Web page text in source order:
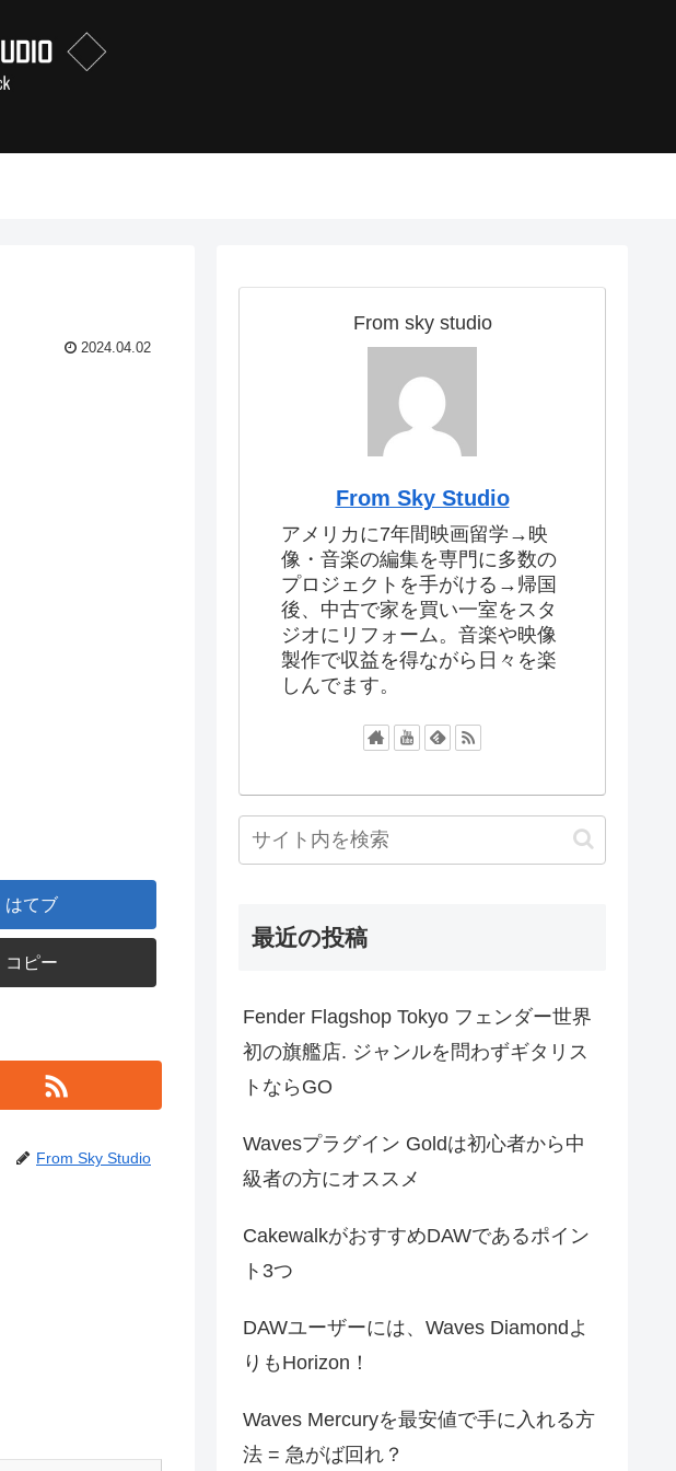
2024.04.02
はてブ
コピー
From Sky Studio
From sky studio
From Sky Studio
アメリカに7年間映画留学→映
像・音楽の編集を専門に多数の
プロジェクトを手がける→帰国
後、中古で家を買い一室をスタ
ジオにリフォーム。音楽や映像
製作で収益を得ながら日々を楽
しんでます。
最近の投稿
Fender Flagshop Tokyo フェンダー世界
初の旗艦店. ジャンルを問わずギタリス
トならGO
Wavesプラグイン Goldは初心者から中
級者の方にオススメ
CakewalkがおすすめDAWであるポイン
ト3つ
DAWユーザーには、Waves Diamondよ
りもHorizon！
Waves Mercuryを最安値で手に入れる方
法 = 急がば回れ？